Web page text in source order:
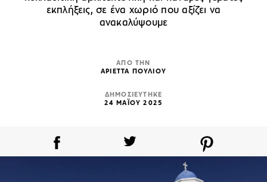
εκπλήξεις, σε ένα χωριό που αξίζει να
ανακαλύψουμε
ΑΠΟ ΤΗΝ
ΑΡΙΕΤΤΑ ΠΟΥΛΙΟΥ
ΔΗΜΟΣΙΕΥΤΗΚΕ
24 ΜΑΪΟΥ 2025